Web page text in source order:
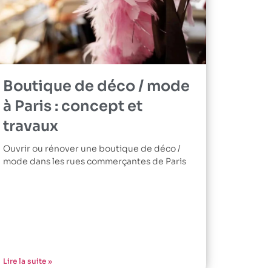
Boutique de déco / mode
à Paris : concept et
travaux
Ouvrir ou rénover une boutique de déco /
mode dans les rues commerçantes de Paris
Lire la suite »